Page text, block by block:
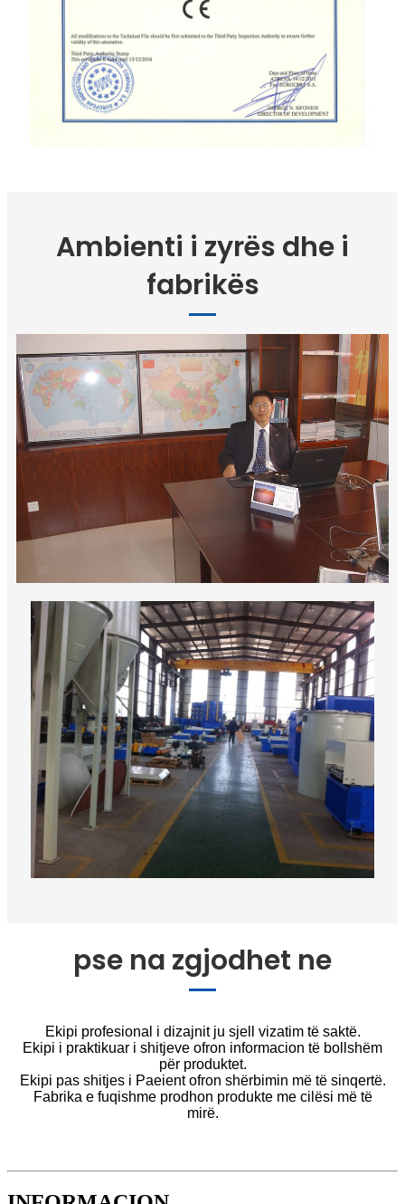
Ambienti i zyrës dhe i
fabrikës
pse na zgjodhet ne
Ekipi profesional i dizajnit ju sjell vizatim të saktë.
Ekipi i praktikuar i shitjeve ofron informacion të bollshëm
për produktet.
Ekipi pas shitjes i Paeient ofron shërbimin më të sinqertë.
Fabrika e fuqishme prodhon produkte me cilësi më të
mirë.